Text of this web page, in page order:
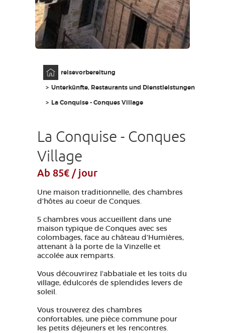
reisevorbereitung
Unterkünfte, Restaurants und Dienstleistungen
La Conquise - Conques Village
La Conquise - Conques
Village
Ab 85€ / jour
Une maison traditionnelle, des chambres
d'hôtes au coeur de Conques.
5 chambres vous accueillent dans une
maison typique de Conques avec ses
colombages, face au château d'Humières,
attenant à la porte de la Vinzelle et
accolée aux remparts.
Vous découvrirez l'abbatiale et les toits du
village, édulcorés de splendides levers de
soleil.
Vous trouverez des chambres
confortables, une pièce commune pour
les petits déjeuners et les rencontres.